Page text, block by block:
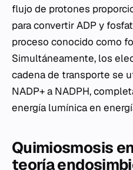
flujo de protones
para convertir ADP y
proceso conocido como
Simultáneamente, los
cadena de transporte se
NADP+ a NADPH,
energía lumínica en
Quimiosmosis
teoría